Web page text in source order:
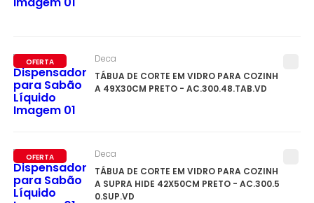
OFERTA
TÁBUA DE CORTE EM VIDRO PARA COZINH
A 49X30CM PRETO - AC.300.48.TAB.VD
Deca
OFERTA
TÁBUA DE CORTE EM VIDRO PARA COZINH
A SUPRA HIDE 42X50CM PRETO - AC.300.5
0.SUP.VD
Deca